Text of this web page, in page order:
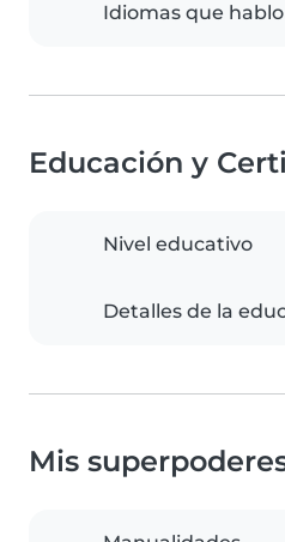
Idiomas que hablo
Educación y
Nivel educativo
Detalles de la
Mis